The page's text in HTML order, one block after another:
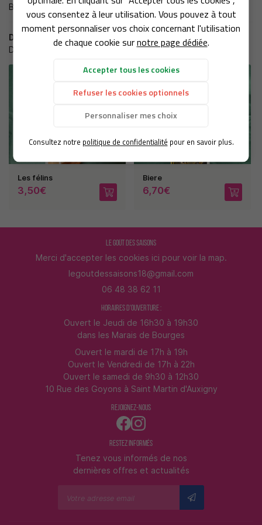
vous consentez à leur utilisation. Vous pouvez à tout
moment personnaliser vos choix concernant l'utilisation
de chaque cookie surnotre page dédiée.
Accepter tous les cookies
Refuser les cookies optionnels
Personnaliser mes choix
Consultez notre politique de confidentialité pour en savoir plus.
SAVOIR-FAIRE
SERVICES
BOUTIQUE
CONTACT
REJOIGNEZ-NOUS :
INSCRIPTION
Biere
Dans la même catégorie
D'autres produits qui pourraient vous intéresser
Les félins
3,50€
Biere
6,70€
LE GOÛT DES SAISONS
Merci d'accepter les cookies ici pour voir la map.
06 48 38 62 11
HORAIRES D'OUVERTURE :
Ouvert le Jeudi de 16h30 à 19h30
dans les Marais de Bourges
Ouvert le mardi de 17h à 19h
Ouvert le Vendredi de 17h à 22h
Ouvert le samedi de 9h30 à 12h30
10 Rue des Goyons à Saint Martin d'Auxigny
REJOIGNEZ-NOUS
RESTEZ INFORMÉS
Tenez vous informés de nos
dernières offres et actualités